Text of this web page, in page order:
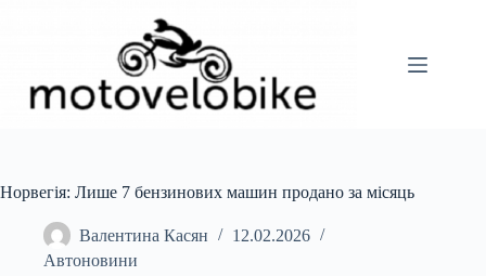
Норвегія: Лише 7 бензинових машин продано за місяць
Валентина Касян
12.02.2026
Автоновини